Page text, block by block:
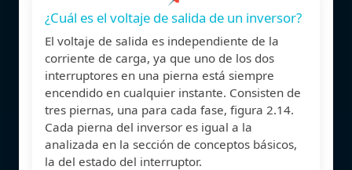
¿Cuál es el voltaje de salida de un inversor?
El voltaje de salida es independiente de la
corriente de carga, ya que uno de los dos
interruptores en una pierna está siempre
encendido en cualquier instante. Consisten de
tres piernas, una para cada fase, figura 2.14.
Cada pierna del inversor es igual a la
analizada en la sección de conceptos básicos,
la del estado del interruptor.